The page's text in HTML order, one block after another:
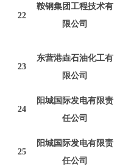
22
鞍钢集团工程技术有
限公司
23
东营港垚石油化工有
限公司
24
阳城国际发电有限责
任公司
25
阳城国际发电有限责
任公司